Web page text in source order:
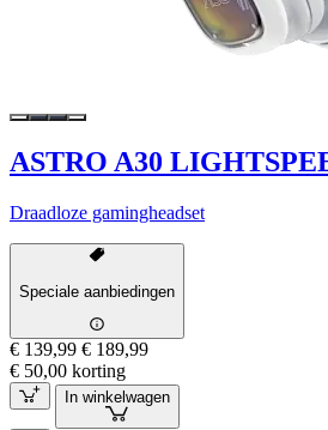
ASTRO A30
Draadloze gamingheadset
Speciale aanbiedingen
€ 139,99 € 189,99
€ 50,00 korting
In winkelwagen